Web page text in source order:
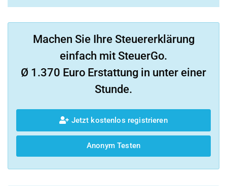
Machen Sie Ihre Steuererklärung
einfach mit SteuerGo.
Ø 1.370 Euro Erstattung in unter einer
Stunde.
Jetzt kostenlos registrieren
Anonym Testen